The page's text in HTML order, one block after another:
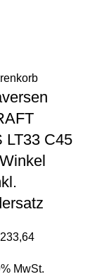
LT33 C45
233,64
MwSt.